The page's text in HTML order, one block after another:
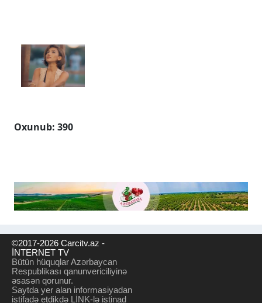
Oxunub: 390
©2017-2026 Carcitv.az -
İNTERNET TV
Bütün hüquqlar Azərbaycan
Respublikası qanunvericiliyinə
əsasən qorunur.
Saytda yer alan informasiyadan
istifadə etdikdə LİNK-lə istinad